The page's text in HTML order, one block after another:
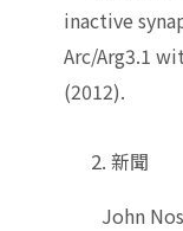
inactive
Arc/Arg3.1
(2012).
新聞
John